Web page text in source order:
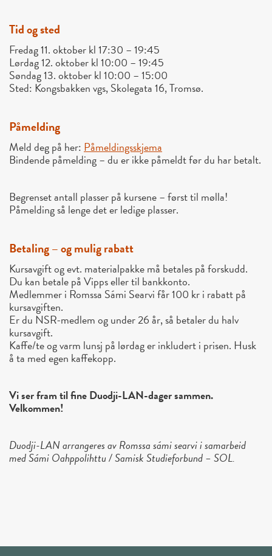
Tid og sted
Fredag 11. oktober kl 17:30 – 19:45
Lørdag 12. oktober kl 10:00 – 19:45
Søndag 13. oktober kl 10:00 – 15:00
Sted: Kongsbakken vgs, Skolegata 16, Tromsø.
Påmelding
Meld deg på her: Påmeldingsskjema
Bindende påmelding – du er ikke påmeldt før du har betalt.
Begrenset antall plasser på kursene – først til mølla!
Påmelding så lenge det er ledige plasser.
Betaling – og mulig rabatt
Kursavgift og evt. materialpakke må betales på forskudd.
Du kan betale på Vipps eller til bankkonto.
Medlemmer i Romssa Sámi Searvi får 100 kr i rabatt på
kursavgiften.
Er du NSR-medlem og under 26 år, så betaler du halv
kursavgift.
Kaffe/te og varm lunsj på lørdag er inkludert i prisen. Husk
å ta med egen kaffekopp.
Vi ser fram til fine Duodji-LAN-dager sammen.
Velkommen!
Duodji-LAN arrangeres av Romssa sámi searvi i samarbeid
med Sámi Oahppolihttu / Samisk Studieforbund – SOL.